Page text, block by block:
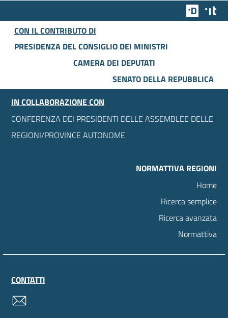
Team
CON IL CONTRIBUTO DI
PRESIDENZA DEL CONSIGLIO DEI MINISTRI
CAMERA DEI DEPUTATI
SENATO DELLA REPUBBLICA
IN COLLABORAZIONE CON
CONFERENZA DEI PRESIDENTI DELLE ASSEMBLEE DELLE
REGIONI/PROVINCE AUTONOME
NORMATTIVA REGIONI
Home
Ricerca semplice
Ricerca avanzata
Normattiva
CONTATTI